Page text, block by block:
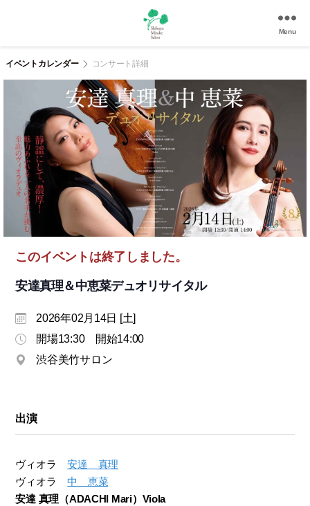
美
竹
サ
ロ
ン
|
渋
谷
駅
徒
歩
分
和
Menu
イベントカレンダー コンサート詳細
このイベントは終了しました。
安達真理＆中恵菜デュオリサイタル
2026年02月14日 [土]
開場13:30 開始14:00
渋谷美竹サロン
出演
ヴィオラ
安達 真理
ヴィオラ
中 恵菜
安達 真理（ADACHI Mari）Viola